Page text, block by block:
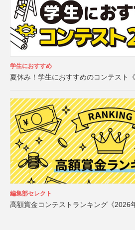
学生におすすめ
夏休み！学生におすすめのコンテスト
編集部セレクト
高額賞金コンテストランキング《2026